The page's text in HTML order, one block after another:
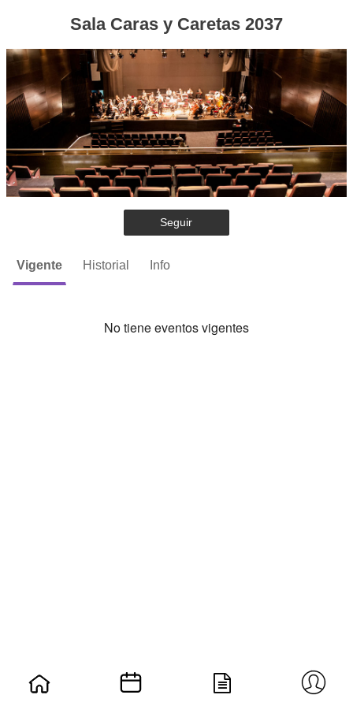
Sala Caras y Caretas 2037
Seguir
Vigente Historial Info
No tiene eventos vigentes